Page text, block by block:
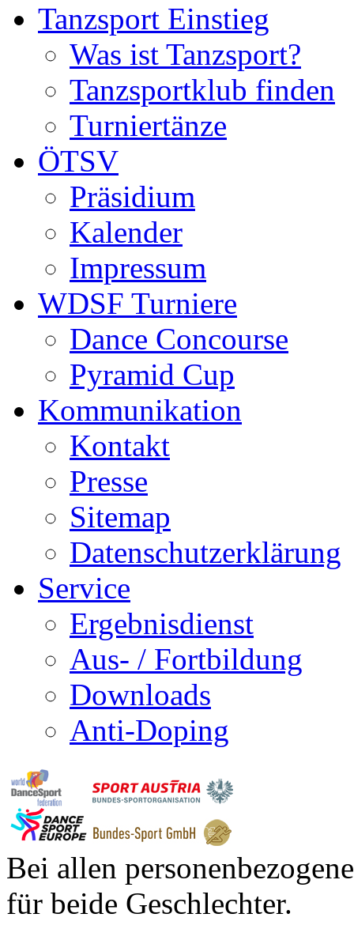
Tanzsport Einstieg
Was ist Tanzsport?
Tanzsportklub finden
Turniertänze
ÖTSV
Präsidium
Kalender
Impressum
WDSF Turniere
Dance Concourse
Pyramid Cup
Kommunikation
Kontakt
Presse
Sitemap
Datenschutzerklärung
Service
Ergebnisdienst
Aus- / Fortbildung
Downloads
Anti-Doping
Bei allen
für beide Geschlechter.